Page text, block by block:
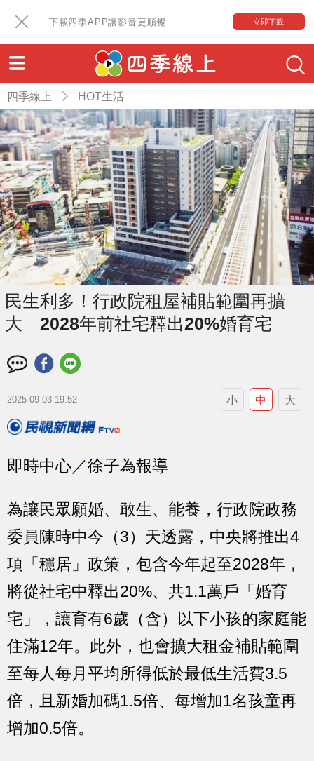
下載四季APP讓影音更順暢 立即下載
四季線上 HOT生活
民生利多！行政院租屋補貼範圍再擴
大 2028年前社宅釋出20%婚育宅
2025-09-03 19:52 小 中 大
即時中心／徐子為報導
為讓民眾願婚、敢生、能養，行政院政務
委員陳時中今（3）天透露，中央將推出4
項「穩居」政策，包含今年起至2028年，
將從社宅中釋出20%、共1.1萬戶「婚育
宅」，讓育有6歲（含）以下小孩的家庭能
住滿12年。此外，也會擴大租金補貼範圍
至每人每月平均所得低於最低生活費3.5
倍，且新婚加碼1.5倍、每增加1名孩童再
增加0.5倍。